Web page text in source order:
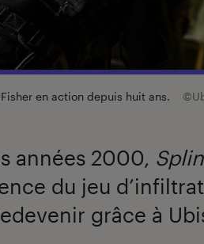
en action depuis huit ans.
années 2000,
du jeu
grâce à